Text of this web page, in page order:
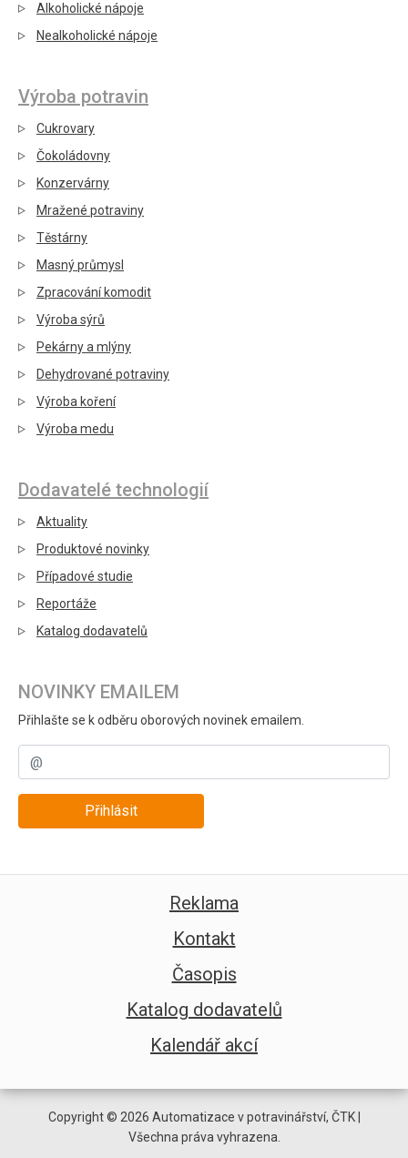
Alkoholické nápoje
Nealkoholické nápoje
Výroba potravin
Cukrovary
Čokoládovny
Konzervárny
Mražené potraviny
Těstárny
Masný průmysl
Zpracování komodit
Výroba sýrů
Pekárny a mlýny
Dehydrované potraviny
Výroba koření
Výroba medu
Dodavatelé technologií
Aktuality
Produktové novinky
Případové studie
Reportáže
Katalog dodavatelů
NOVINKY EMAILEM
Přihlašte se k odběru oborových novinek emailem.
Přihlásit
Reklama
Kontakt
Časopis
Katalog dodavatelů
Kalendář akcí
Copyright © 2026 Automatizace v potravinářství, ČTK |
Všechna práva vyhrazena.